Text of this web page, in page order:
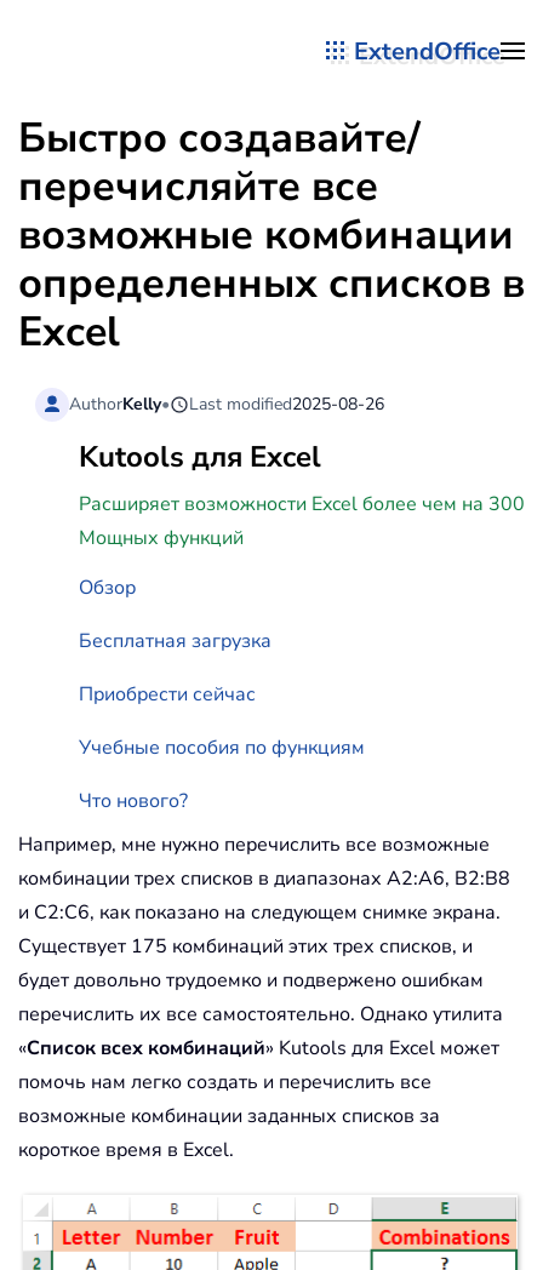
ExtendOffice
Быстро создавайте/
перечисляйте все
возможные комбинации
определенных списков в
Excel
AuthorKelly• Last modified2025-08-26
Kutools для Excel
Расширяет возможности Excel более чем на 300
Мощных функций
Обзор
Бесплатная загрузка
Приобрести сейчас
Учебные пособия по функциям
Что нового?
Например, мне нужно перечислить все возможные
комбинации трех списков в диапазонах A2:A6, B2:B8
и C2:C6, как показано на следующем снимке экрана.
Существует 175 комбинаций этих трех списков, и
будет довольно трудоемко и подвержено ошибкам
перечислить их все самостоятельно. Однако утилита
«Список всех комбинаций» Kutools для Excel может
помочь нам легко создать и перечислить все
возможные комбинации заданных списков за
короткое время в Excel.